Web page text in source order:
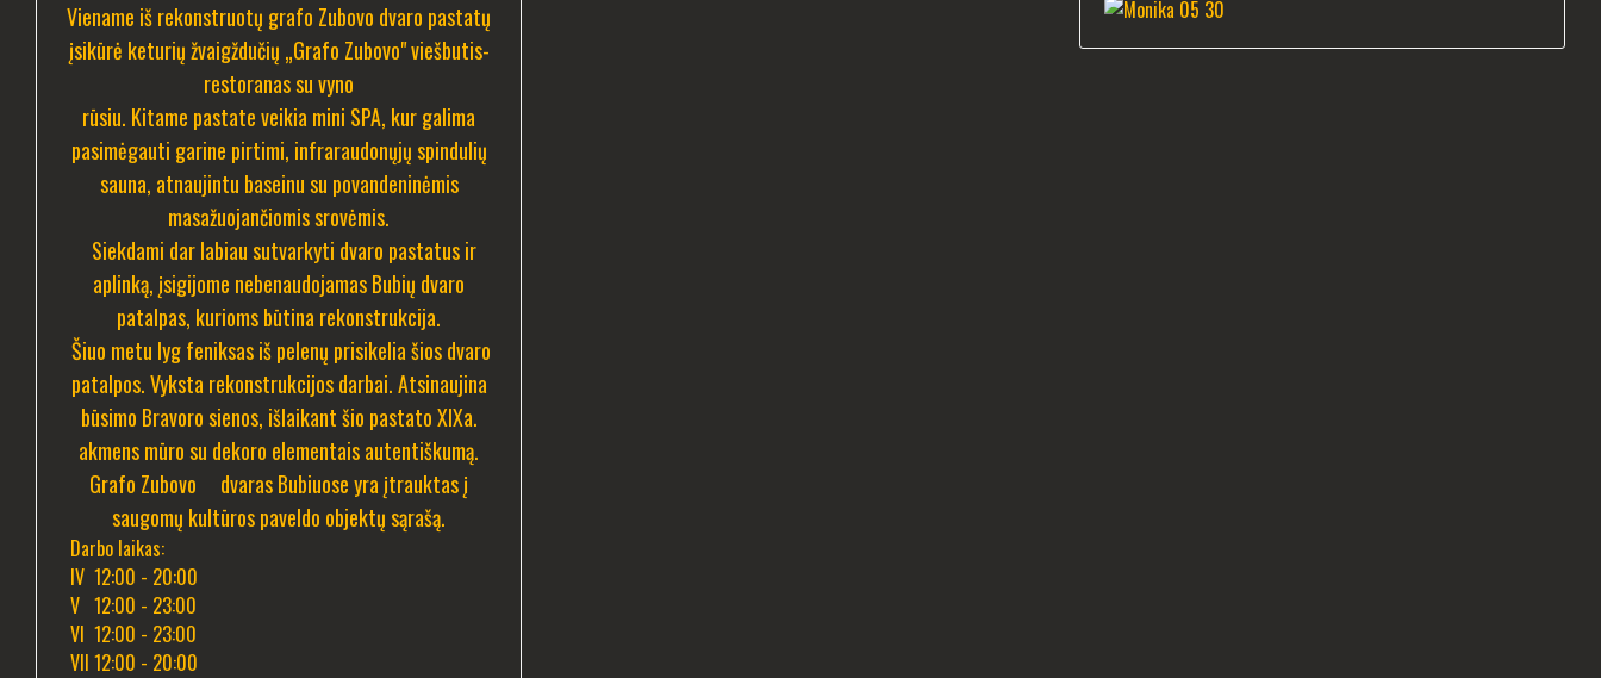
Viename iš rekonstruotų grafo Zubovo dvaro pastatų
įsikūrė keturių žvaigždučių „Grafo Zubovo" viešbutis-
restoranas su vyno
rūsiu. Kitame pastate veikia mini SPA, kur galima
pasimėgauti garine pirtimi, infraraudonųjų spindulių
sauna, atnaujintu baseinu su povandeninėmis
masažuojančiomis srovėmis.
Siekdami dar labiau sutvarkyti dvaro pastatus ir
aplinką, įsigijome nebenaudojamas Bubių dvaro
patalpas, kurioms būtina rekonstrukcija.
Šiuo metu lyg feniksas iš pelenų prisikelia šios dvaro
patalpos. Vyksta rekonstrukcijos darbai. Atsinaujina
būsimo Bravoro sienos, išlaikant šio pastato XIXa.
akmens mūro su dekoro elementais autentiškumą.
Grafo Zubovo dvaras Bubiuose yra įtrauktas į
saugomų kultūros paveldo objektų sąrašą.
Darbo laikas:
IV 12:00 - 20:00
V 12:00 - 23:00
VI 12:00 - 23:00
VII 12:00 - 20:00